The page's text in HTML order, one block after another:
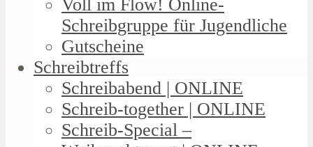
Voll im Flow! Online-
Schreibgruppe für Jugendliche
Gutscheine
Schreibtreffs
Schreibabend | ONLINE
Schreib-together | ONLINE
Schreib-Special –